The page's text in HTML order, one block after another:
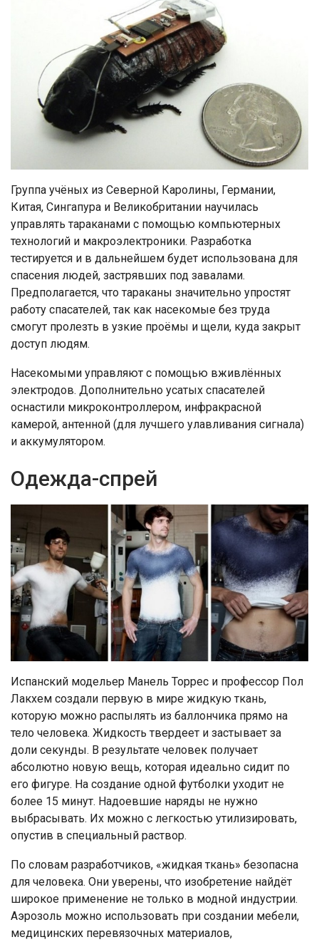
Группа учёных из Северной Каролины, Германии,
Китая, Сингапура и Великобритании научилась
управлять тараканами с помощью компьютерных
технологий и макроэлектроники. Разработка
тестируется и в дальнейшем будет использована для
спасения людей, застрявших под завалами.
Предполагается, что тараканы значительно упростят
работу спасателей, так как насекомые без труда
смогут пролезть в узкие проёмы и щели, куда закрыт
доступ людям.
Насекомыми управляют с помощью вживлённых
электродов. Дополнительно усатых спасателей
оснастили микроконтроллером, инфракрасной
камерой, антенной (для лучшего улавливания сигнала)
и аккумулятором.
Одежда-спрей
Испанский модельер Манель Торрес и профессор Пол
Лакхем создали первую в мире жидкую ткань,
которую можно распылять из баллончика прямо на
тело человека. Жидкость твердеет и застывает за
доли секунды. В результате человек получает
абсолютно новую вещь, которая идеально сидит по
его фигуре. На создание одной футболки уходит не
более 15 минут. Надоевшие наряды не нужно
выбрасывать. Их можно с легкостью утилизировать,
опустив в специальный раствор.
По словам разработчиков, «жидкая ткань» безопасна
для человека. Они уверены, что изобретение найдёт
широкое применение не только в модной индустрии.
Аэрозоль можно использовать при создании мебели,
медицинских перевязочных материалов,